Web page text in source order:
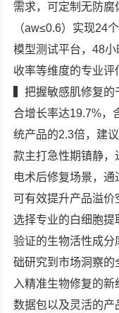
需求，可定制无防腐
（aw≤0.6）实现24
模型测试平台，48
收率等维度的专业评
▍把握敏感肌修复
合增长率达19.7%，
统产品的2.3倍，建
款主打急性期镇静
电术后修复场景，通
可有效提升产品溢价
选择专业的白细胞
验证的生物活性成
础研究到市场洞察的
入精准生物修复的
数据包以及灵活的产